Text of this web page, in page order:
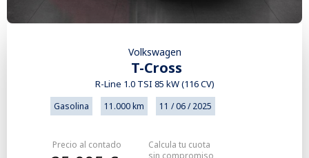
Volkswagen
T-Cross
R-Line 1.0 TSI 85 kW (116 CV)
Gasolina 11.000 km 11 / 06 / 2025
Precio al contado
Calcula tu cuota